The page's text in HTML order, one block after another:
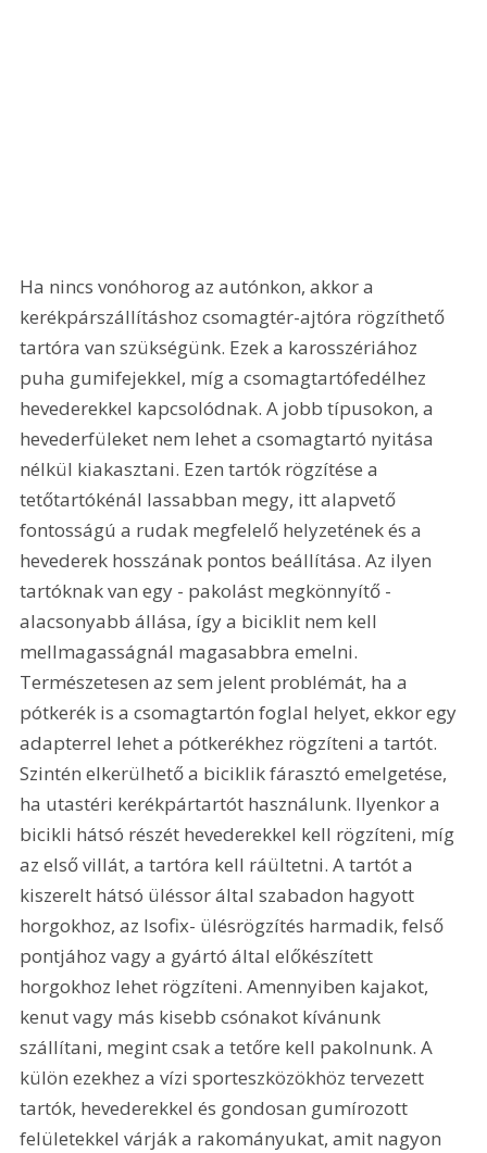
Ha nincs vonóhorog az autónkon, akkor a
kerékpárszállításhoz csomagtér-ajtóra rögzíthető
tartóra van szükségünk. Ezek a karosszériához
puha gumifejekkel, míg a csomagtartófedélhez
hevederekkel kapcsolódnak. A jobb típusokon, a
hevederfüleket nem lehet a csomagtartó nyitása
nélkül kiakasztani. Ezen tartók rögzítése a
tetőtartókénál lassabban megy, itt alapvető
fontosságú a rudak megfelelő helyzetének és a
hevederek hosszának pontos beállítása. Az ilyen
tartóknak van egy - pakolást megkönnyítő -
alacsonyabb állása, így a biciklit nem kell
mellmagasságnál magasabbra emelni.
Természetesen az sem jelent problémát, ha a
pótkerék is a csomagtartón foglal helyet, ekkor egy
adapterrel lehet a pótkerékhez rögzíteni a tartót.
Szintén elkerülhető a biciklik fárasztó emelgetése,
ha utastéri kerékpártartót használunk. Ilyenkor a
bicikli hátsó részét hevederekkel kell rögzíteni, míg
az első villát, a tartóra kell ráültetni. A tartót a
kiszerelt hátsó üléssor által szabadon hagyott
horgokhoz, az Isofix- ülésrögzítés harmadik, felső
pontjához vagy a gyártó által előkészített
horgokhoz lehet rögzíteni. Amennyiben kajakot,
kenut vagy más kisebb csónakot kívánunk
szállítani, megint csak a tetőre kell pakolnunk. A
külön ezekhez a vízi sporteszközökhöz tervezett
tartók, hevederekkel és gondosan gumírozott
felületekkel várják a rakományukat, amit nagyon